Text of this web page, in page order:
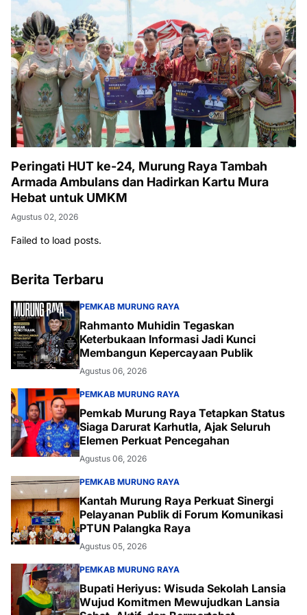
Peringati HUT ke-24, Murung Raya Tambah
Armada Ambulans dan Hadirkan Kartu Mura
Hebat untuk UMKM
Agustus 02, 2026
Failed to load posts.
Berita Terbaru
PEMKAB MURUNG RAYA
Rahmanto Muhidin Tegaskan
Keterbukaan Informasi Jadi Kunci
Membangun Kepercayaan Publik
Agustus 06, 2026
PEMKAB MURUNG RAYA
Pemkab Murung Raya Tetapkan Status
Siaga Darurat Karhutla, Ajak Seluruh
Elemen Perkuat Pencegahan
Agustus 06, 2026
PEMKAB MURUNG RAYA
Kantah Murung Raya Perkuat Sinergi
Pelayanan Publik di Forum Komunikasi
PTUN Palangka Raya
Agustus 05, 2026
PEMKAB MURUNG RAYA
Bupati Heriyus: Wisuda Sekolah Lansia
Wujud Komitmen Mewujudkan Lansia